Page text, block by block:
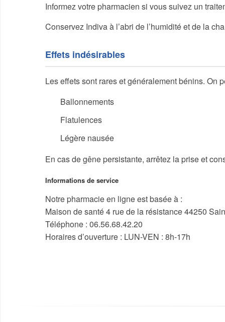
Informez votre pharmacien si vous suivez un
Conservez Indiva à l’abri de l’humidité et de la
Effets indésirables
Les effets sont rares et généralement bénins. On
Ballonnements
Flatulences
Légère nausée
En cas de gêne persistante, arrêtez la prise et
Informations de service
Notre pharmacie en ligne est basée à :
Maison de santé 4 rue de la résistance 44250
Téléphone : 06.56.68.42.20
Horaires d’ouverture : LUN-VEN : 8h-17h